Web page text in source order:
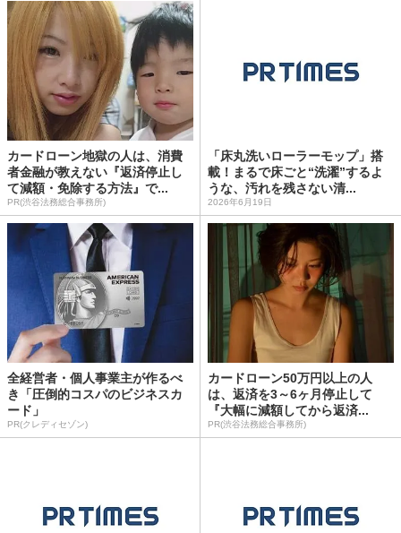
カードローン地獄の人は、消費
者金融が教えない『返済停止し
て減額・免除する方法』で...
PR(渋谷法務総合事務所)
「床丸洗いローラーモップ」搭
載！まるで床ごと“洗濯”するよ
うな、汚れを残さない清...
2026年6月19日
全経営者・個人事業主が作るべ
き「圧倒的コスパのビジネスカ
ード」
PR(クレディセゾン)
カードローン50万円以上の人
は、返済を3～6ヶ月停止して
『大幅に減額してから返済...
PR(渋谷法務総合事務所)